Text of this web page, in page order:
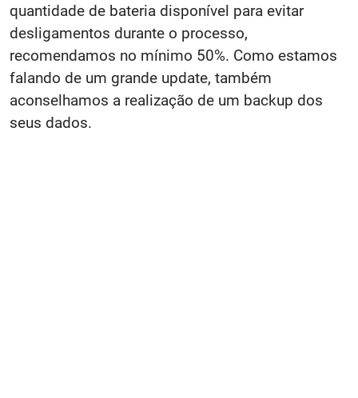
quantidade de bateria disponível para evitar
desligamentos durante o processo,
recomendamos no mínimo 50%. Como estamos
falando de um grande update, também
aconselhamos a realização de um backup dos
seus dados.